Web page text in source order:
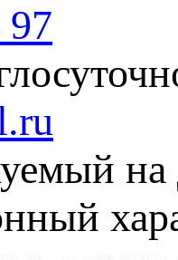
97
на